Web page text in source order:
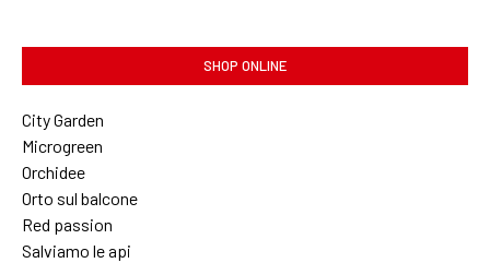
SHOP ONLINE
City Garden
Microgreen
Orchidee
Orto sul balcone
Red passion
Salviamo le api